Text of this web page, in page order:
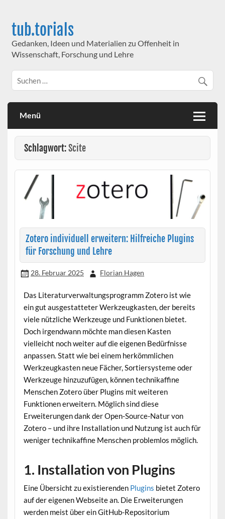
tub.torials
Gedanken, Ideen und Materialien zu Offenheit in
Wissenschaft, Forschung und Lehre
Menü
Schlagwort:Scite
Zotero individuell erweitern: Hilfreiche Plugins
für Forschung und Lehre
28. Februar 2025 Florian Hagen
Das Literaturverwaltungsprogramm Zotero ist wie
ein gut ausgestatteter Werkzeugkasten, der bereits
viele nützliche Werkzeuge und Funktionen bietet.
Doch irgendwann möchte man diesen Kasten
vielleicht noch weiter auf die eigenen Bedürfnisse
anpassen. Statt wie bei einem herkömmlichen
Werkzeugkasten neue Fächer, Sortiersysteme oder
Werkzeuge hinzuzufügen, können technikaffine
Menschen Zotero über Plugins mit weiteren
Funktionen erweitern. Möglich sind diese
Erweiterungen dank der Open-Source-Natur von
Zotero – und ihre Installation und Nutzung ist auch für
weniger technikaffine Menschen problemlos möglich.
1. Installation von Plugins
Eine Übersicht zu existierenden Plugins bietet Zotero
auf der eigenen Webseite an. Die Erweiterungen
werden meist über ein GitHub-Repositorium